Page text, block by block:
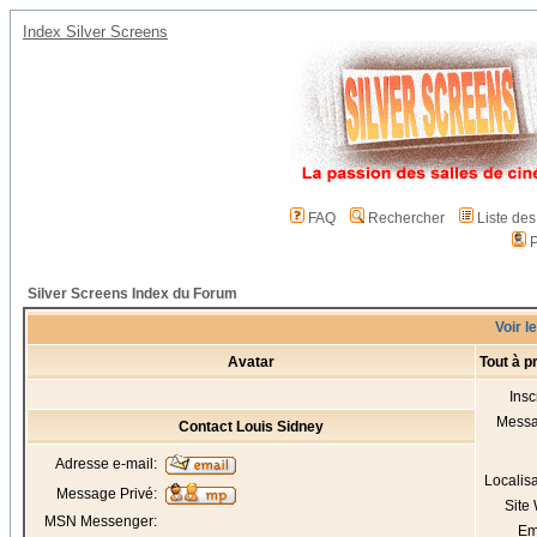
Index Silver Screens
FAQ Rechercher
Liste
Silver Screens Index du Forum
Voir
Avatar Tout à
Site
Contact Louis Sidney
Adresse e-mail:
Message Privé:
MSN Messenger: